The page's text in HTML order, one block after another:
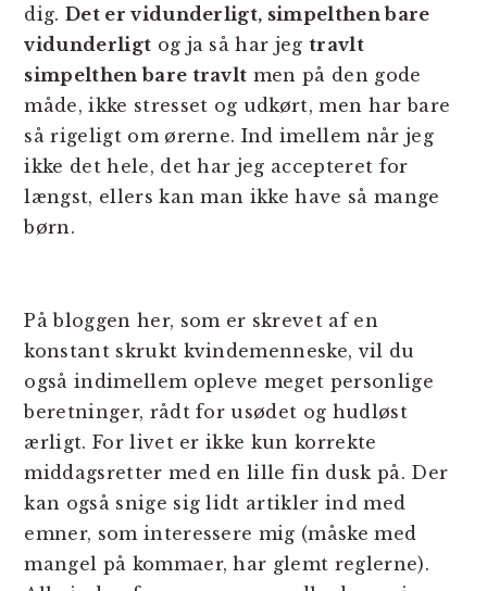
dig. Det er vidunderligt, simpelthen bare
vidunderligt og ja så har jeg travlt
simpelthen bare travlt men på den gode
måde, ikke stresset og udkørt, men har bare
så rigeligt om ørerne. Ind imellem når jeg
ikke det hele, det har jeg accepteret for
længst, ellers kan man ikke have så mange
børn.
På bloggen her, som er skrevet af en
konstant skrukt kvindemenneske, vil du
også indimellem opleve meget personlige
beretninger, rådt for usødet og hudløst
ærligt. For livet er ikke kun korrekte
middagsretter med en lille fin dusk på. Der
kan også snige sig lidt artikler ind med
emner, som interessere mig (måske med
mangel på kommaer, har glemt reglerne).